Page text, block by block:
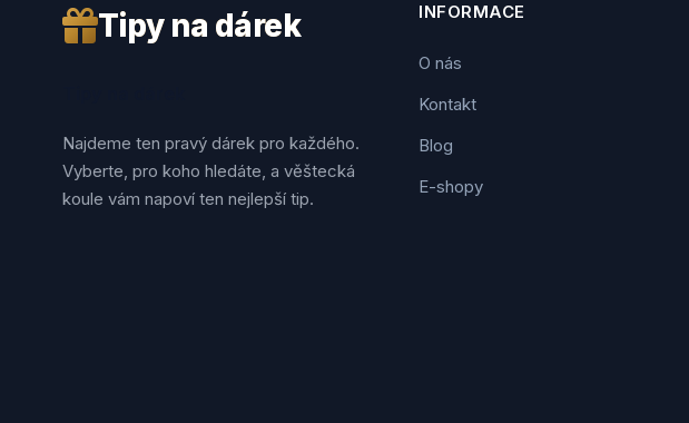
Tipy na dárek
Najdeme ten pravý dárek pro každého.
Vyberte, pro koho hledáte, a věštecká
koule vám napoví ten nejlepší tip.
INFORMACE
O nás
Kontakt
Blog
E-shopy